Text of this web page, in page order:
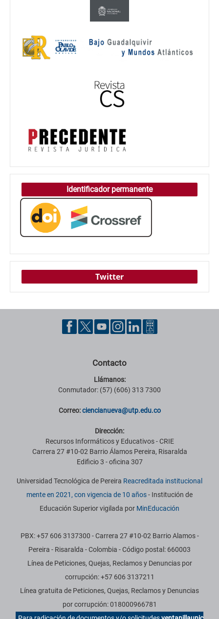
Identificador permanente
Twitter
Contacto
Llámanos:
Conmutador: (57) (606) 313 7300
Correo:ciencianueva@utp.edu.co
Dirección:
Recursos Informáticos y Educativos - CRIE
Carrera 27 #10-02 Barrio Álamos Pereira, Risaralda
Edificio 3 - oficina 307
Universidad Tecnológica de Pereira Reacreditada institucional
mente en 2021, con vigencia de 10 años- Institución de
Educación Superior vigilada por MinEducación
PBX: +57 606 3137300 - Carrera 27 #10-02 Barrio Alamos -
Pereira - Risaralda - Colombia - Código postal: 660003
Línea de Peticiones, Quejas, Reclamos y Denuncias por
corrupción: +57 606 3137211
Línea gratuita de Peticiones, Quejas, Reclamos y Denuncias
por corrupción: 018000966781